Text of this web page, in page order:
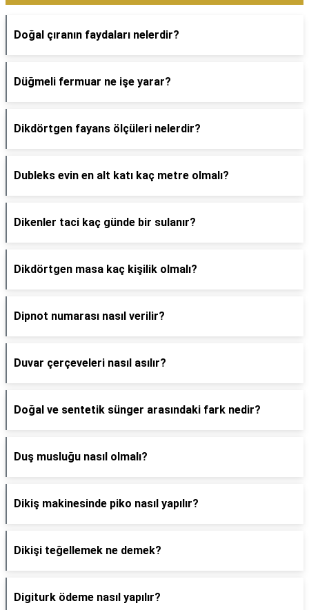
Doğal çıranın faydaları nelerdir?
Düğmeli fermuar ne işe yarar?
Dikdörtgen fayans ölçüleri nelerdir?
Dubleks evin en alt katı kaç metre olmalı?
Dikenler taci kaç günde bir sulanır?
Dikdörtgen masa kaç kişilik olmalı?
Dipnot numarası nasıl verilir?
Duvar çerçeveleri nasıl asılır?
Doğal ve sentetik sünger arasındaki fark nedir?
Duş musluğu nasıl olmalı?
Dikiş makinesinde piko nasıl yapılır?
Dikişi teğellemek ne demek?
Digiturk ödeme nasıl yapılır?